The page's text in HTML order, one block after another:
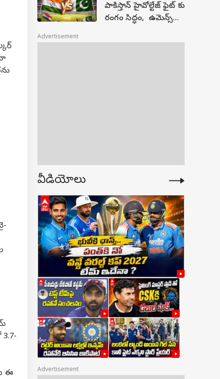
ఈ
పాకిస్తాన్ హైవోల్టేజ్ ఫైట్ కు
రంగం సిద్ధం, ఉమెన్స్
షెడ్యూల్ రిలీజ్
Advertisement
వీడియోలు
Advertisement